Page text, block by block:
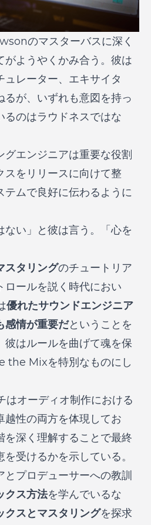
のマスターバスに深く
がようやくかみ合う。彼は
ュレーター、エキサイタ
るが、いずれも意図を持っ
るのはラウドネスではな
グエンジニアは重要な役割
スをリリースに向けて整
テムで良好に伝わるように
ない」と彼は言う。「心を
スタリングのチュートリア
ロールを説く時代におい
優れたサウンドエンジニア
感情が重要だということを
彼はルールを曲げて魂を保
the Mixを特別なものにし
オーディオ制作における
越性の両方を体現してお
を深く理解することで最終
受けるかを示している。
プロデューサーへの教訓
クス方法を学んでいるな
クスとマスタリングを探求